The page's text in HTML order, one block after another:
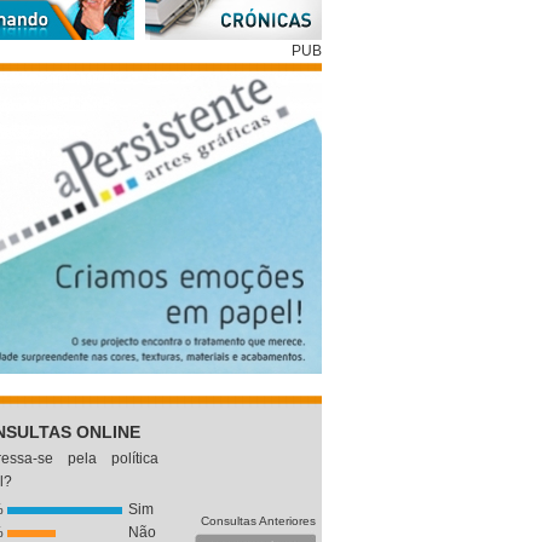
PUB
ONLINE
se pela política
Sim
Não
Consultas Anteriores